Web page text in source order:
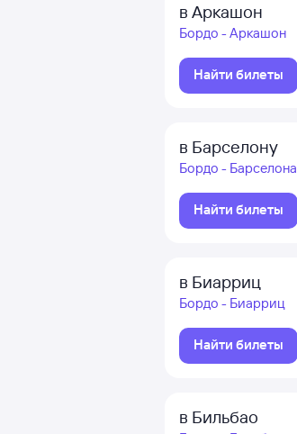
в Аркашон
Бордо - Аркашон
Найти билеты
в Барселону
Бордо - Барселона
Найти билеты
в Биарриц
Бордо - Биарриц
Найти билеты
в Бильбао